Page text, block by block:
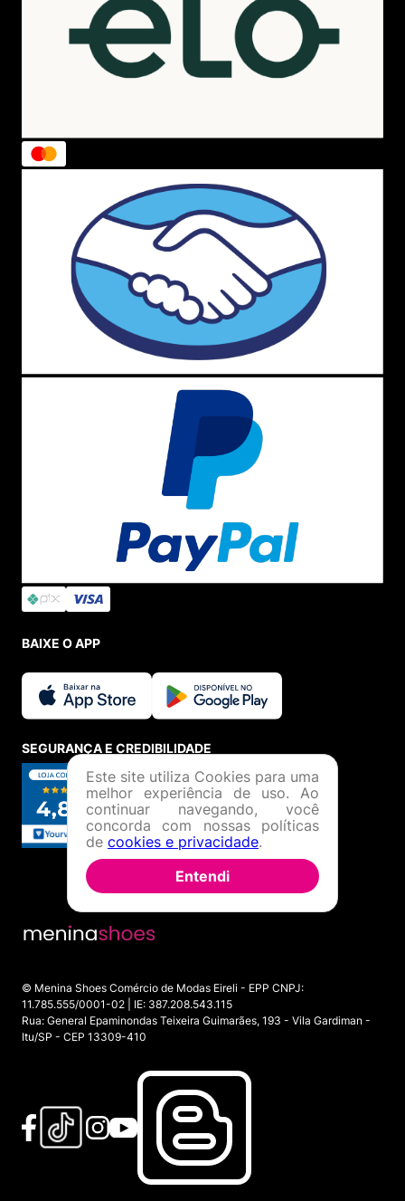
BAIXE O APP
SEGURANÇA E CREDIBILIDADE
© Menina Shoes Comércio de Modas Eireli - EPP CNPJ:
11.785.555/0001-02 | IE: 387.208.543.115
Rua: General Epaminondas Teixeira Guimarães, 193 - Vila Gardiman -
Itu/SP - CEP 13309-410
Este site utiliza Cookies para uma
melhor experiência de uso. Ao
continuar navegando, você
concorda com nossas políticas
de cookies e privacidade.
Entendi